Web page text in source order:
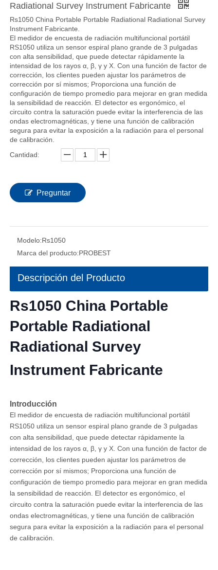
Radiational Survey Instrument Fabricante
Rs1050 China Portable Portable Radiational Radiational Survey
Instrument Fabricante.
El medidor de encuesta de radiación multifuncional portátil
RS1050 utiliza un sensor espiral plano grande de 3 pulgadas
con alta sensibilidad, que puede detectar rápidamente la
intensidad de los rayos α, β, γ y X. Con una función de factor de
corrección, los clientes pueden ajustar los parámetros de
corrección por sí mismos; Proporciona una función de
configuración de tiempo promedio para mejorar en gran medida
la sensibilidad de reacción. El detector es ergonómico, el
circuito contra la saturación puede evitar la interferencia de las
ondas electromagnéticas, y tiene una función de calibración
segura para evitar la exposición a la radiación para el personal
de calibración.
Cantidad:
Preguntar
Modelo:Rs1050
Marca del producto:PROBEST
Descripción del Producto
Rs1050 China Portable
Portable Radiational
Radiational Survey
Instrument Fabricante
Introducción
El medidor de encuesta de radiación multifuncional portátil
RS1050 utiliza un sensor espiral plano grande de 3 pulgadas
con alta sensibilidad, que puede detectar rápidamente la
intensidad de los rayos α, β, γ y X. Con una función de factor de
corrección, los clientes pueden ajustar los parámetros de
corrección por sí mismos; Proporciona una función de
configuración de tiempo promedio para mejorar en gran medida
la sensibilidad de reacción. El detector es ergonómico, el
circuito contra la saturación puede evitar la interferencia de las
ondas electromagnéticas, y tiene una función de calibración
segura para evitar la exposición a la radiación para el personal
de calibración.